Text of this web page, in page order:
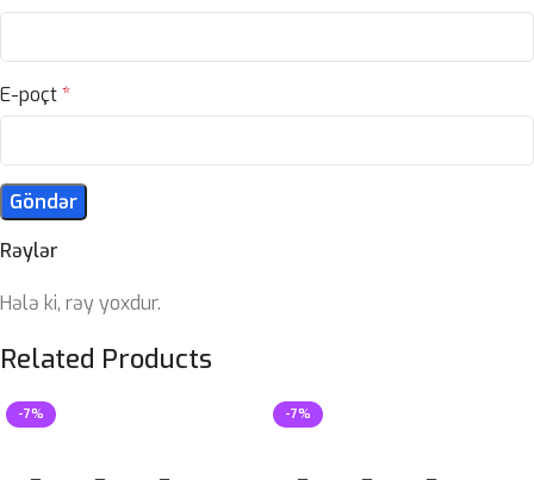
Rəylər
Hələ ki, rəy yoxdur.
E-poçt*
Related Products
-7% -7%